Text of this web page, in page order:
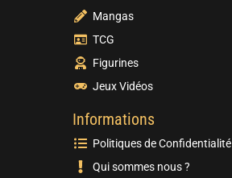
Mangas
TCG
Figurines
Jeux Vidéos
Informations
Politiques de Confidentialité
Qui sommes nous ?